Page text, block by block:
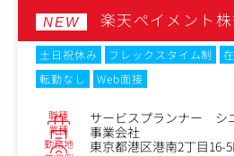
NEW 楽天ペイメント
土日祝休み フレックスタイム制
転勤なし
Web面接
職種 サービスプランナー シ
業種 事業会社
勤務地 東京都港区港南2丁目16-